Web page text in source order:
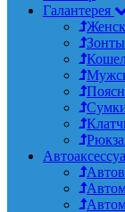
Галантерея
Зонты